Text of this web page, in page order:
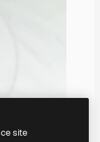
site